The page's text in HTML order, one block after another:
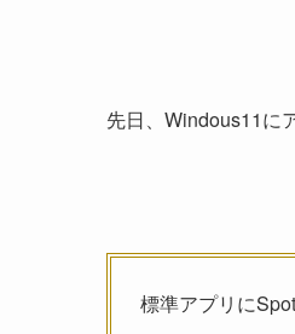
先日、Windous11に
標準アプリに